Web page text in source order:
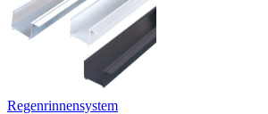
Regenrinnensystem